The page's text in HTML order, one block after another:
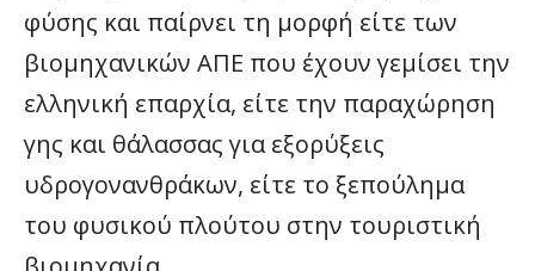
φύσης και παίρνει τη μορφή είτε των
βιομηχανικών ΑΠΕ που έχουν γεμίσει την
ελληνική επαρχία, είτε την παραχώρηση
γης και θάλασσας για εξορύξεις
υδρογονανθράκων, είτε το ξεπούλημα
του φυσικού πλούτου στην τουριστική